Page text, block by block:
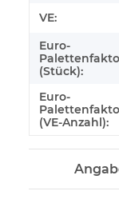
VE:
Euro-
(Stück):
Euro-
(VE-Anzahl):